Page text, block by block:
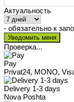
Актуальность
- обязательно к
Проверка...
Pay
Privat24, MONO,
Delivery 1-3 days
Nova Poshta